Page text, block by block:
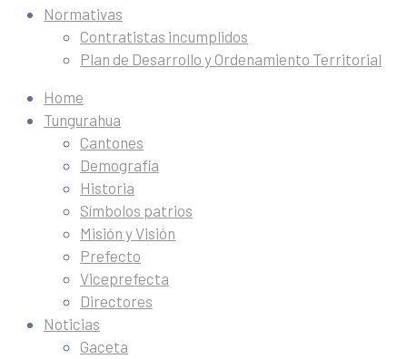
Normativas
Contratistas incumplidos
Plan de Desarrollo y Ordenamiento Territorial
Home
Tungurahua
Cantones
Demografía
Historia
Símbolos patrios
Misión y Visión
Prefecto
Viceprefecta
Directores
Noticias
Gaceta